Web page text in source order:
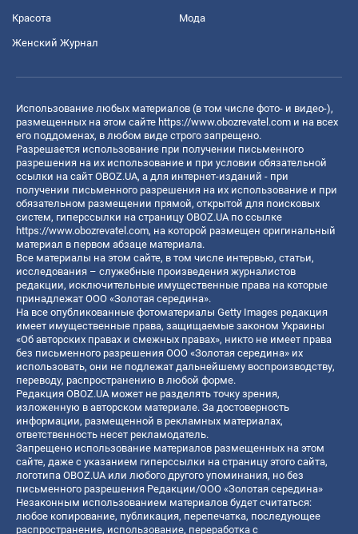
Красота Мода
Женский Журнал
Использование любых материалов (в том числе фото- и видео-),
размещенных на этом сайте https://www.obozrevatel.com и на всех
его поддоменах, в любом виде строго запрещено.
Разрешается использование при получении письменного
разрешения на их использование и при условии обязательной
ссылки на сайт OBOZ.UA, а для интернет-изданий - при
получении письменного разрешения на их использование и при
обязательном размещении прямой, открытой для поисковых
систем, гиперссылки на страницу OBOZ.UA по ссылке
https://www.obozrevatel.com, на которой размещен оригинальный
материал в первом абзаце материала.
Все материалы на этом сайте, в том числе интервью, статьи,
исследования – служебные произведения журналистов
редакции, исключительные имущественные права на которые
принадлежат ООО «Золотая середина».
На все опубликованные фотоматериалы Getty Images редакция
имеет имущественные права, защищаемые законом Украины
«Об авторских правах и смежных правах», никто не имеет права
без письменного разрешения ООО «Золотая середина» их
использовать, они не подлежат дальнейшему воспроизводству,
переводу, распространению в любой форме.
Редакция OBOZ.UA может не разделять точку зрения,
изложенную в авторском материале. За достоверность
информации, размещенной в рекламных материалах,
ответственность несет рекламодатель.
Запрещено использование материалов размещенных на этом
сайте, даже с указанием гиперссылки на страницу этого сайта,
логотипа OBOZ.UA или любого другого упоминания, но без
письменного разрешения Редакции/ООО «Золотая середина»
Незаконным использованием материалов будет считаться:
любое копирование, публикация, перепечатка, последующее
распространение, использование, переработка с